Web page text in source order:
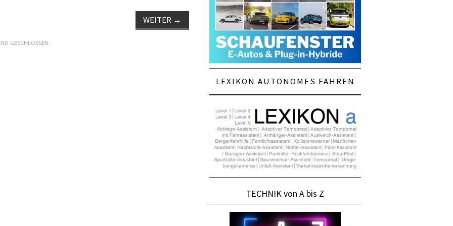
WEITER →
GESCHLOSSEN.
LEXIKON AUTONOMES FAHREN
TECHNIK von A bis Z